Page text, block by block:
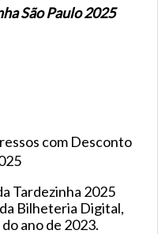
São Paulo 2025
com Desconto
Tardezinha 2025
Bilheteria Digital,
ano de 2023.